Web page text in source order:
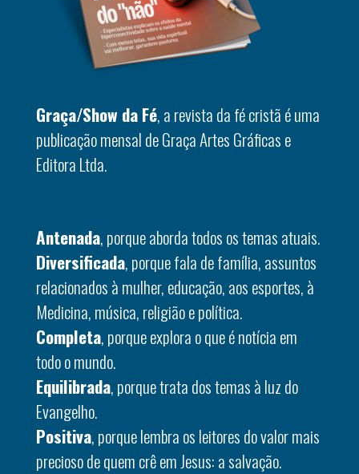
Graça/Show da Fé, a revista da fé cristã é uma
publicação mensal de Graça Artes Gráficas e
Editora Ltda.
Antenada, porque aborda todos os temas atuais.
Diversificada, porque fala de família, assuntos
relacionados à mulher, educação, aos esportes, à
Medicina, música, religião e política.
Completa, porque explora o que é notícia em
todo o mundo.
Equilibrada, porque trata dos temas à luz do
Evangelho.
Positiva, porque lembra os leitores do valor mais
precioso de quem crê em Jesus: a salvação.